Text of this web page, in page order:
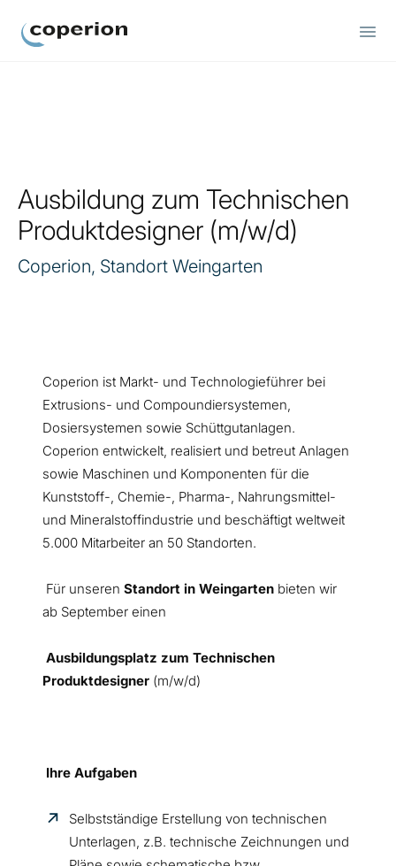
Ausbildung zum Technischen
Produktdesigner (m/w/d)
Coperion, Standort Weingarten
Coperion ist Markt- und Technologieführer bei
Extrusions- und Compoundiersystemen,
Dosiersystemen sowie Schüttgutanlagen.
Coperion entwickelt, realisiert und betreut Anlagen
sowie Maschinen und Komponenten für die
Kunststoff-, Chemie-, Pharma-, Nahrungsmittel-
und Mineralstoffindustrie und beschäftigt weltweit
5.000 Mitarbeiter an 50 Standorten.
Für unseren Standort in Weingarten bieten wir
ab September einen
Ausbildungsplatz zum Technischen
Produktdesigner (m/w/d)
Ihre Aufgaben
Selbstständige Erstellung von technischen
Unterlagen, z.B. technische Zeichnungen und